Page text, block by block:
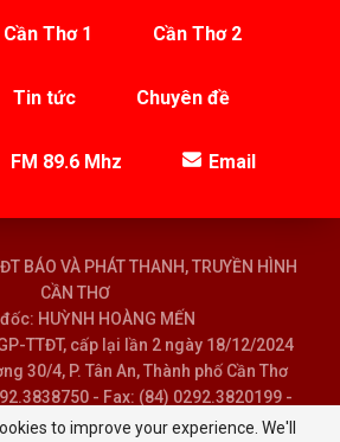
Cần Thơ 1 Cần Thơ 2
Tin tức Chuyên đề
FM 89.6 Mhz Email
BÁO VÀ PHÁT THANH, TRUYỀN HÌNH
CẦN THƠ
HUỲNH HOÀNG MẾN
TTĐT, cấp lại lần 2 ngày 18/12/2024
30/4, P. Tân An, Thành phố Cần Thơ
- Fax: (84) 0292.3820199 -
: baoptth@cantho.gov.vn
to improve your experience. We'll